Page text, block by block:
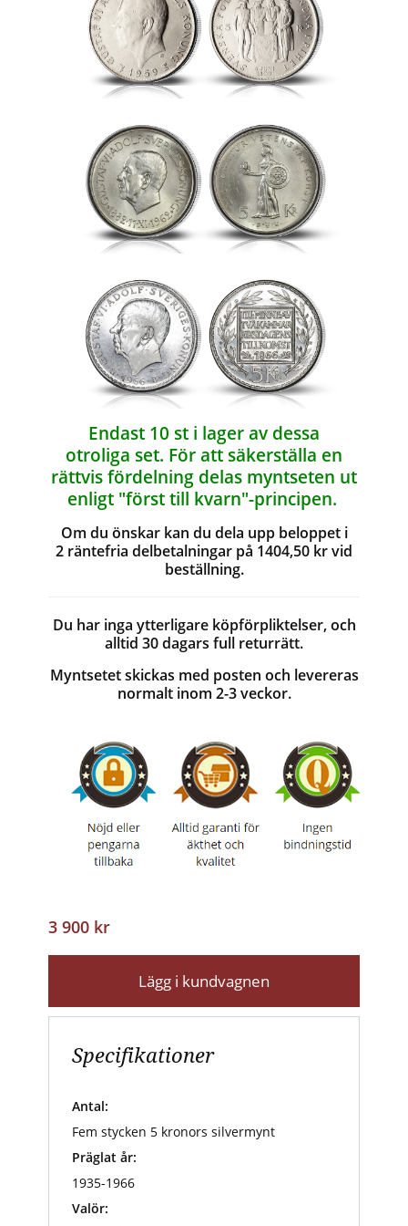
Endast 10 st i lager av dessa
otroliga set. För att säkerställa en
rättvis fördelning delas myntseten ut
enligt "först till kvarn"-principen.
Om du önskar kan du dela upp beloppet i
2 räntefria delbetalningar på 1404,50 kr vid
beställning.
Du har inga ytterligare köpförpliktelser, och
alltid 30 dagars full returrätt.
Myntsetet skickas med posten och levereras
normalt inom 2-3 veckor.
3 900 kr
Lägg i kundvagnen
Specifikationer
Antal:
Fem stycken 5 kronors silvermynt
Präglat år:
1935-1966
Valör: